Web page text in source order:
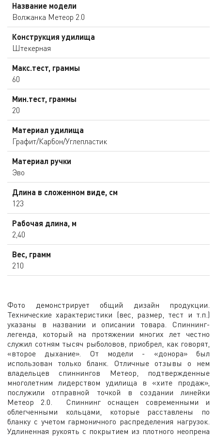
Название модели
Волжанка Метеор 2.0
Конструкция удилища
Штекерная
Макс.тест, граммы
60
Мин.тест, граммы
20
Материал удилища
Графит/Карбон/Углепластик
Материал ручки
Эво
Длина в сложенном виде, см
123
Рабочая длина, м
2,40
Вес, грамм
210
Фото демонстрирует общий дизайн продукции.
Технические характеристики (вес, размер, тест и т.п.)
указаны в названии и описании товара. Спиннинг-
легенда, который на протяжении многих лет честно
служил сотням тысяч рыболовов, приобрел, как говорят,
«второе дыхание». От модели - «донора» был
использован только бланк. Отличные отзывы о нем
владельцев спиннингов Метеор, подтвержденные
многолетним лидерством удилища в «хите продаж»,
послужили отправной точкой в создании линейки
Метеор 2.0. Спиннинг оснащен современными и
облегченными кольцами, которые расставлены по
бланку с учетом гармоничного распределения нагрузок.
Удлиненная рукоять с покрытием из плотного неопрена